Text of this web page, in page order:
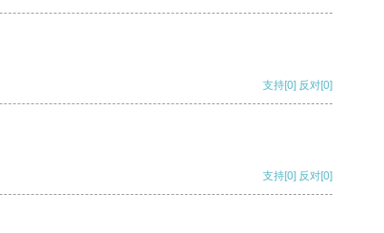
支持[0] 反对[0]
支持[0] 反对[0]